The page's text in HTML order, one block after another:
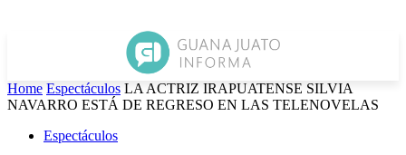
Home Espectáculos LA ACTRIZ IRAPUATENSE SILVIA
NAVARRO ESTÁ DE REGRESO EN LAS TELENOVELAS
Espectáculos